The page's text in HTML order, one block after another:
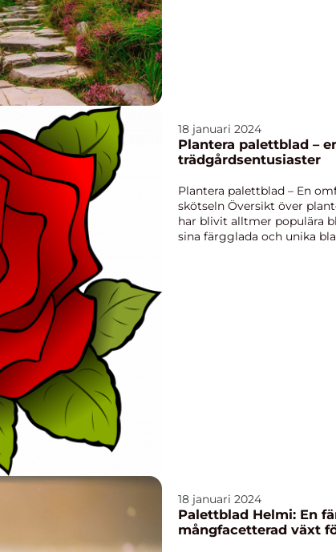
18 januari 2024
Plantera palettblad –
trädgårdsentusiaster
Plantera palettblad – En
skötseln Översikt över
har blivit alltmer populära
sina färgglada och unika
18 januari 2024
Palettblad Helmi: En
mångfacetterad växt